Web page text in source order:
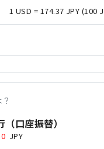
1 USD = 174.37 JPY (100
口座振替）
0 JPY